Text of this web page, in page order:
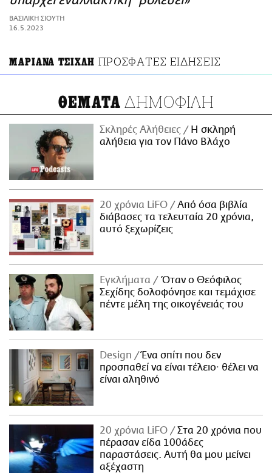
ΑΜΠΑ
PRINT
ΒΑΣΙΛΙΚΗ ΣΙΟΥΤΗ
16.5.2023
ΜΑΡΙΑΝΑ ΤΣΙΧΛΗ ΠΡΟΣΦΑΤΕΣ ΕΙΔΗΣΕΙΣ
ΘΕΜΑΤΑ ΔΗΜΟΦΙΛΗ
Σκληρές Αλήθειες
H σκληρή
αλήθεια για τον Πάνο Βλάχο
20 χρόνια LiFO
Από όσα βιβλία
διάβασες τα τελευταία 20 χρόνια,
αυτό ξεχωρίζεις
Εγκλήματα
Όταν ο Θεόφιλος
Σεχίδης δολοφόνησε και τεμάχισε
πέντε μέλη της οικογένειάς του
Design
Ένα σπίτι που δεν
προσπαθεί να είναι τέλειο· θέλει να
είναι αληθινό
20 χρόνια LiFO
Στα 20 χρόνια που
πέρασαν είδα 100άδες
παραστάσεις. Αυτή θα μου μείνει
αξέχαστη